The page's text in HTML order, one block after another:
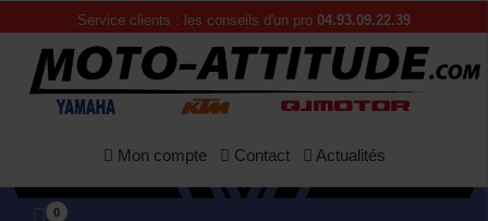
Service clients : les conseils d'un pro 04.93.09.22.39
Mon compte Contact Actualités
0